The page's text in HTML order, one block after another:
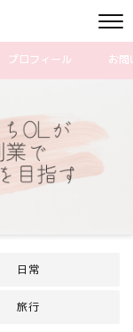
プロフィール お問
日常
旅行